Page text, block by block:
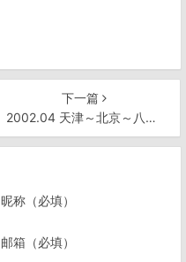
下一篇
2002.04 天津～北京～八达岭 骑行(127.2km+59km*2)
昵称（必填）
邮箱（必填）